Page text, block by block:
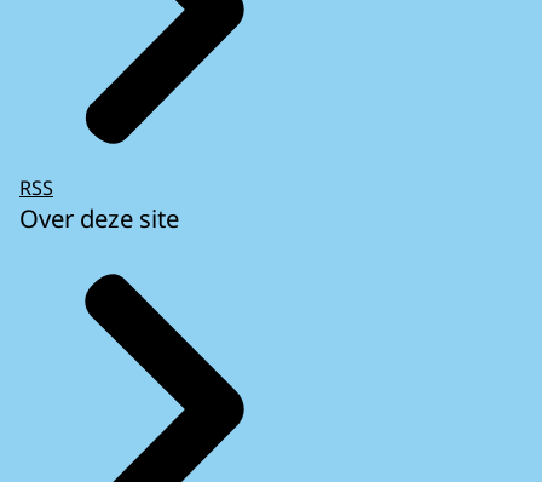
RSS
Over deze site